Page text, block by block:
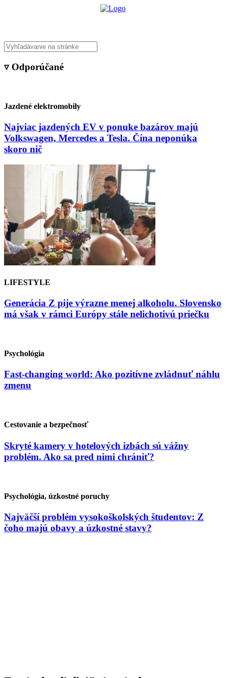
▿ Odporúčané
Jazdené elektromobily
Najviac jazdených EV v ponuke bazárov majú
Volkswagen, Mercedes a Tesla. Čína neponúka
skoro nič
LIFESTYLE
Generácia Z pije výrazne menej alkoholu. Slovensko
má však v rámci Európy stále nelichotivú priečku
Psychológia
Fast-changing world: Ako pozitívne zvládnuť náhlu
zmenu
Cestovanie a bezpečnosť
Skryté kamery v hotelových izbách sú vážny
problém. Ako sa pred nimi chrániť?
Psychológia, úzkostné poruchy
Najväčší problém vysokoškolských študentov: Z
čoho majú obavy a úzkostné stavy?